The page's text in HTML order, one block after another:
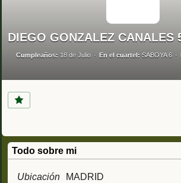
DIEGO GONZALEZ CANALES
Cumpleaños: 18 de Julio En el cuartel: SABOYA 6
Todo sobre mi
Ubicación MADRID